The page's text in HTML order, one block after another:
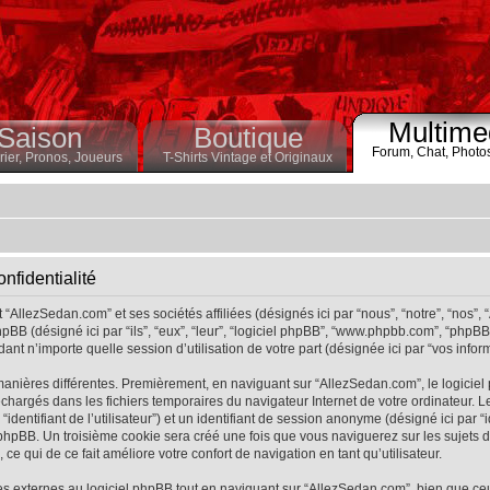
Pronos, Joueurs
Boutique
T-Shirts Vintage et Originaux Forum, Chat,
et ses sociétés affiliées (désignés ici par “nous”, “notre”, “nos”,
(désigné ici par “ils”, “eux”, “leur”, “logiciel phpBB”, “www.phpbb.com”,
n’importe quelle session d’utilisation de votre part (désignée ici par “vos
différentes. Premièrement, en naviguant sur “AllezSedan.com”, le
dans les fichiers temporaires du navigateur Internet de votre ordinateur.
de l’utilisateur”) et un identifiant de session anonyme (désigné ici par
Un troisième cookie sera créé une fois que vous naviguerez sur les sujets
qui de ce fait améliore votre confort de navigation en tant qu’utilisateur.